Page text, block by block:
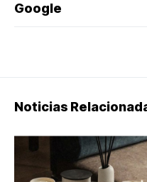
Google
Noticias